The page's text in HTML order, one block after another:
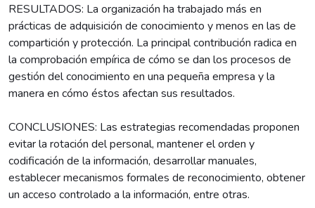
RESULTADOS: La organización ha trabajado más en
prácticas de adquisición de conocimiento y menos en las de
compartición y protección. La principal contribución radica en
la comprobación empírica de cómo se dan los procesos de
gestión del conocimiento en una pequeña empresa y la
manera en cómo éstos afectan sus resultados.
CONCLUSIONES: Las estrategias recomendadas proponen
evitar la rotación del personal, mantener el orden y
codificación de la información, desarrollar manuales,
establecer mecanismos formales de reconocimiento, obtener
un acceso controlado a la información, entre otras.